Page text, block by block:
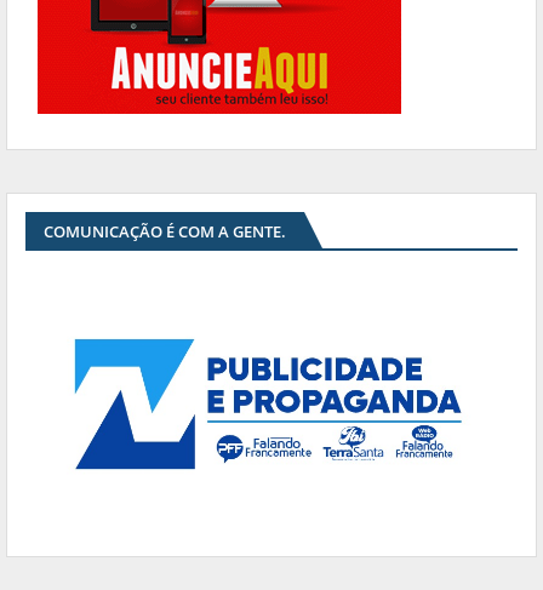
COMUNICAÇÃO É COM A GENTE.